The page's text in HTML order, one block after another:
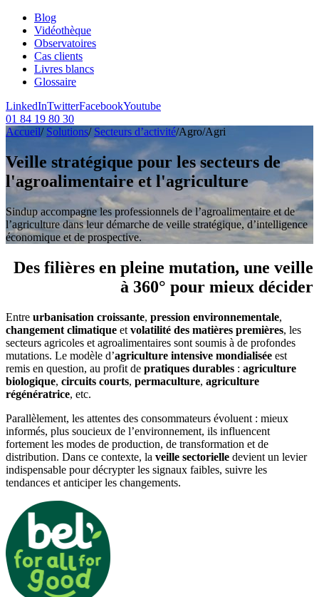
Blog
Vidéothèque
Observatoires
Cas clients
Livres blancs
Glossaire
LinkedInTwitterFacebookYoutube
01 84 19 80 30
Accueil/ Solutions/ Secteurs d’activité/Agro/Agri
Veille stratégique pour les secteurs de
l'agroalimentaire et l'agriculture
Sindup accompagne les professionnels de l’agroalimentaire et de
l’agriculture dans leur démarche de veille stratégique, d’intelligence
économique et de prospective.
Des filières en pleine mutation, une veille
à 360° pour mieux décider
Entre urbanisation croissante, pression environnementale,
changement climatique et volatilité des matières premières, les
secteurs agricoles et agroalimentaires sont soumis à de profondes
mutations. Le modèle d’agriculture intensive mondialisée est
remis en question, au profit de pratiques durables : agriculture
biologique, circuits courts, permaculture, agriculture
régénératrice, etc.
Parallèlement, les attentes des consommateurs évoluent : mieux
informés, plus soucieux de l’environnement, ils influencent
fortement les modes de production, de transformation et de
distribution. Dans ce contexte, la veille sectorielle devient un levier
indispensable pour décrypter les signaux faibles, suivre les
tendances et anticiper les changements.